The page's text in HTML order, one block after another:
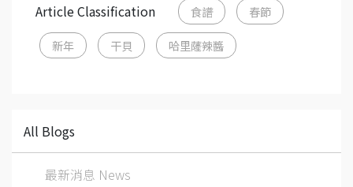
Article Classification 食譜 春節
新年 干貝 哈里薩辣醬
All Blogs
最新消息 News